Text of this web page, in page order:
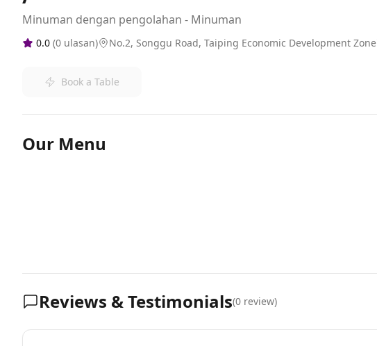
Minuman dengan pengolahan - Minuman
0.0 (0 ulasan) No.2, Songgu Road, Taiping Economic Development Zone
Book a Table
Our Menu
Reviews & Testimonials(0 review)